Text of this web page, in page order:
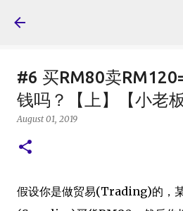
#6 买RM80卖
钱吗？【上】【小老
August 01, 2019
假设你是做贸易(Trading)的，